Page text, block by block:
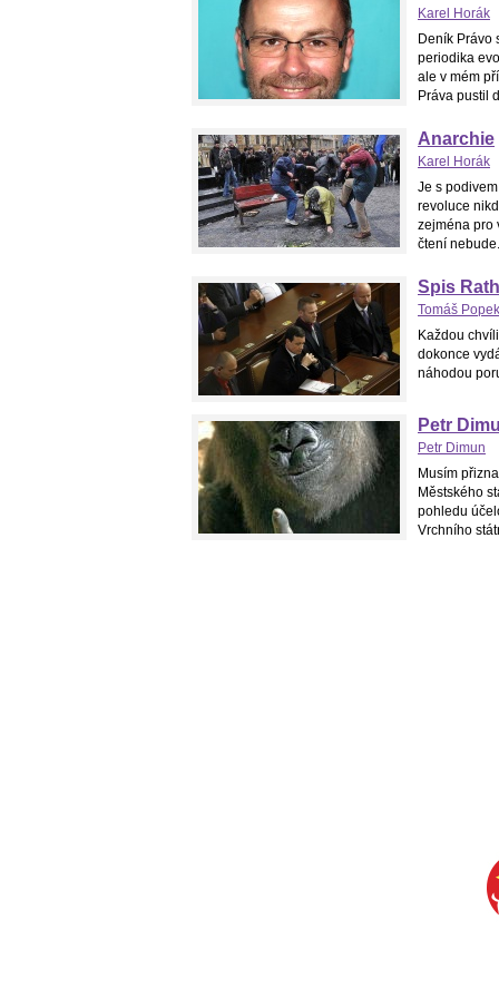
Karel Horák
Deník Právo
periodika
ale v mém
Práva pustil
Anarchie
Karel Horák
Je s
revoluce
zejména pro
čtení nebude.
Spis
Tomáš Popek
Každou
dokonce
náhodou
Petr
Petr Dimun
Musím
Městského
pohledu
Vrchního